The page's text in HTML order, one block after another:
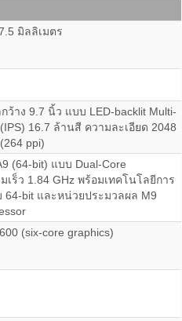
มิลลิเมตร
ว้าง 9.7 นิ้ว แบบ LED-backlit Multi-
16.7 ล้านสี ความละเอียด 2048
ppi)
(64-bit) แบบ Dual-Core
เร็ว 1.84 GHz พร้อมเทคโนโลยีการ
64-bit และหน่วยประมวลผล M9
(six-core graphics)